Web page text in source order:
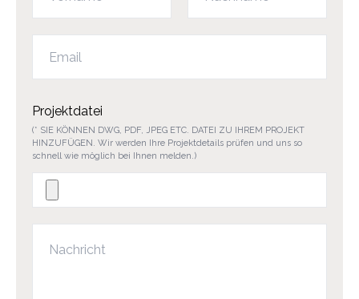
Projektdatei
(* SIE KÖNNEN DWG, PDF, JPEG ETC. DATEI ZU IHREM PROJEKT
HINZUFÜGEN. Wir werden Ihre Projektdetails prüfen und uns so
schnell wie möglich bei Ihnen melden.)